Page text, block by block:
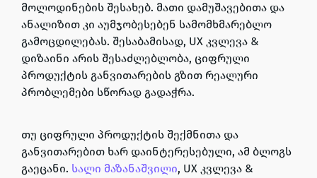
მოლოდინების შესახებ. მათი დამუშავებითა და
ანალიზით კი აუმჯობესებენ სამომხმარებლო
გამოცდილებას. შესაბამისად, UX კვლევა &
დიზაინი არის შესაძლებლობა, ციფრული
პროდუქტის განვითარების გზით რეალური
პრობლემები სწორად გადაჭრა.
თუ ციფრული პროდუქტის შექმნითა და
განვითარებით ხარ დაინტერესებული, ამ ბლოგს
გაეცანი. სალი მაზანაშვილი, UX კვლევა &